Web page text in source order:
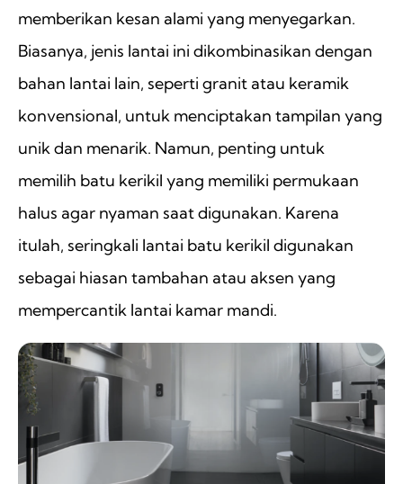
memberikan kesan alami yang menyegarkan.
Biasanya, jenis lantai ini dikombinasikan dengan
bahan lantai lain, seperti granit atau keramik
konvensional, untuk menciptakan tampilan yang
unik dan menarik. Namun, penting untuk
memilih batu kerikil yang memiliki permukaan
halus agar nyaman saat digunakan. Karena
itulah, seringkali lantai batu kerikil digunakan
sebagai hiasan tambahan atau aksen yang
mempercantik lantai kamar mandi.